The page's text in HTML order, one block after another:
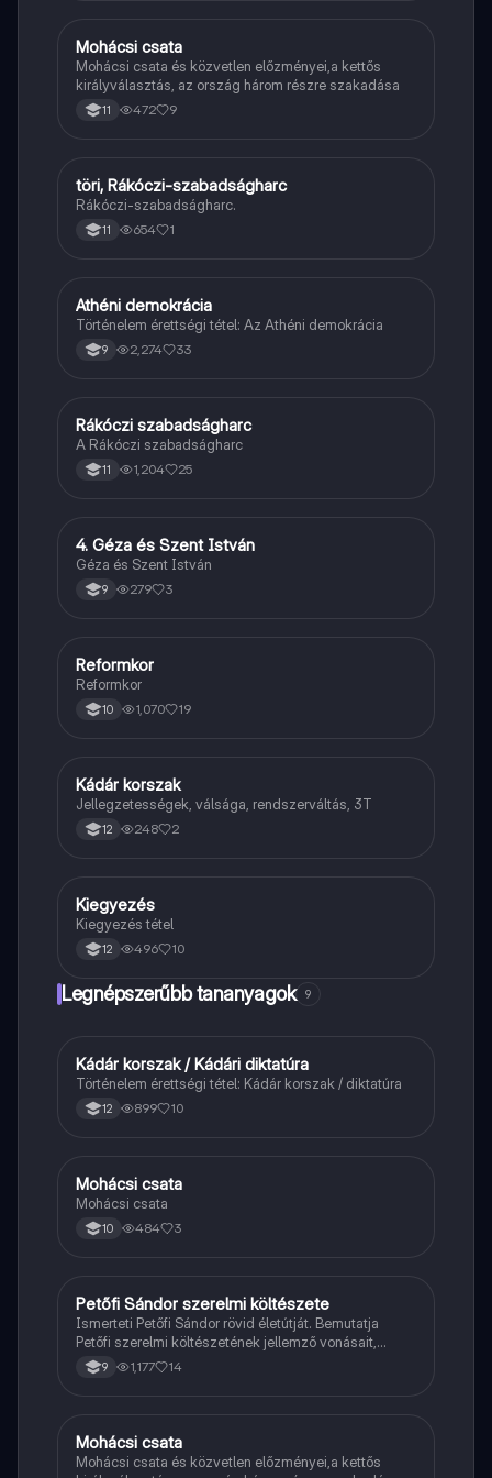
Töri
Mohácsi csata
Mohácsi csata és közvetlen előzményei,a kettős
királyválasztás, az ország három részre szakadása
11 472 9
Töri
töri, Rákóczi-szabadságharc
Rákóczi-szabadságharc.
11 654 1
Töri
Athéni demokrácia
Történelem érettségi tétel: Az Athéni demokrácia
9 2,274 33
Töri
Rákóczi szabadságharc
A Rákóczi szabadságharc
11 1,204 25
Töri
4. Géza és Szent István
Géza és Szent István
9 279 3
Töri
Reformkor
Reformkor
10 1,070 19
Töri
Kádár korszak
Jellegzetességek, válsága, rendszerváltás, 3T
12 248 2
Töri
Kiegyezés
Kiegyezés tétel
12 496 10
Legnépszerűbb tananyagok 9
Töri
Kádár korszak / Kádári diktatúra
Történelem érettségi tétel: Kádár korszak / diktatúra
12 899 10
Magyar
Mohácsi csata
Mohácsi csata
10 484 3
Magyar
Petőfi Sándor szerelmi költészete
Ismerteti Petőfi Sándor rövid életútját. Bemutatja
Petőfi szerelmi költészetének jellemző vonásait,
vereseinek ihletőit és külön kitér a hitvesi
költészetére.
9 1,177 14
Töri
Mohácsi csata
Mohácsi csata és közvetlen előzményei,a kettős